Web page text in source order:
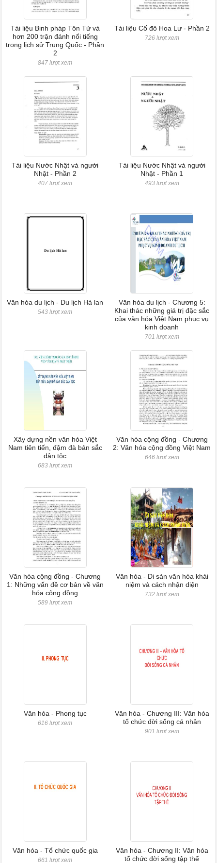
Tài liệu Binh pháp Tôn Tử và
hơn 200 trận đánh nổi tiếng
trong lịch sử Trung Quốc - Phần
2
847 lượt xem
Tài liệu Cố đô Hoa Lư - Phần 2
726 lượt xem
Tài liệu Nước Nhật và người
Nhật - Phần 2
407 lượt xem
Tài liệu Nước Nhật và người
Nhật - Phần 1
493 lượt xem
Văn hóa du lịch - Du lịch Hà lan
543 lượt xem
Văn hóa du lịch - Chương 5:
Khai thác những giá trị đặc sắc
của văn hóa Việt Nam phục vụ
kinh doanh
701 lượt xem
Xây dựng nền văn hóa Việt
Nam tiên tiến, đậm đà bản sắc
dân tộc
683 lượt xem
Văn hóa cộng đồng - Chương
2: Văn hóa cộng đồng Việt Nam
646 lượt xem
Văn hóa cộng đồng - Chương
1: Những vấn đề cơ bản về văn
hóa cộng đồng
589 lượt xem
Văn hóa - Di sản văn hóa khái
niệm và cách nhận diện
732 lượt xem
Văn hóa - Phong tục
616 lượt xem
Văn hóa - Chương III: Văn hóa
tổ chức đời sống cá nhân
901 lượt xem
Văn hóa - Tổ chức quốc gia
661 lượt xem
Văn hóa - Chương II: Văn hóa
tổ chức đời sống tập thể